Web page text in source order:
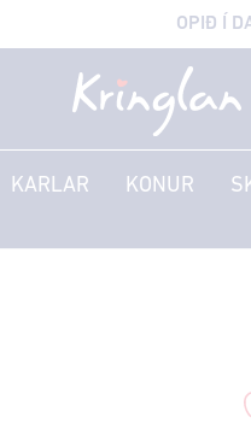
OPIÐ Í
KARLAR KONUR